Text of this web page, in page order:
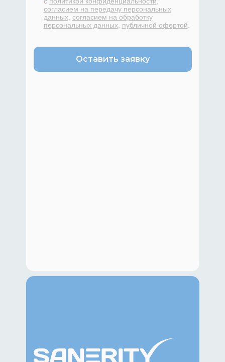
согласием на передачу персональных
данных согласием на обработку
персональных данных
публичной офертой
Оставить заявку